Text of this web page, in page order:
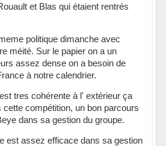
et Blas qui étaient rentrés
politique dimanche avec
méité. Sur le papier on a un
assez dense on a besoin de
à notre calendrier.
tres cohérente à l' extérieur ça
cette compétition, un bon parcours
dans sa gestion du groupe.
est assez efficace dans sa gestion